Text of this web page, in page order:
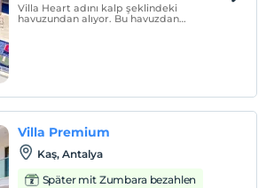
Villa Heart adını kalp şeklindeki
havuzundan alıyor. Bu havuzdan
Villa Premium
Kaş, Antalya
Später mit Zumbara bezahlen